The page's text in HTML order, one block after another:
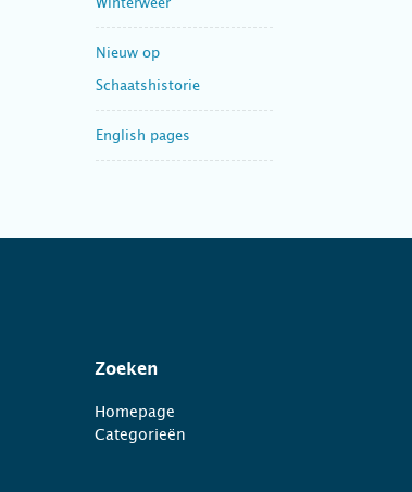
Nieuw op
Schaatshistorie
English pages
Zoeken
Homepage
Categorieën